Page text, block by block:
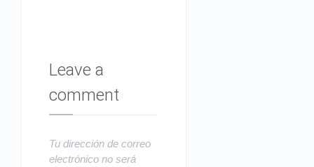
Leave a
comment
Tu dirección de correo
electrónico no será